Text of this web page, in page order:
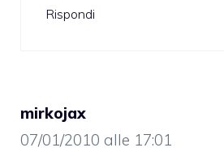
Rispondi
mirkojax
07/01/2010 alle 17:01